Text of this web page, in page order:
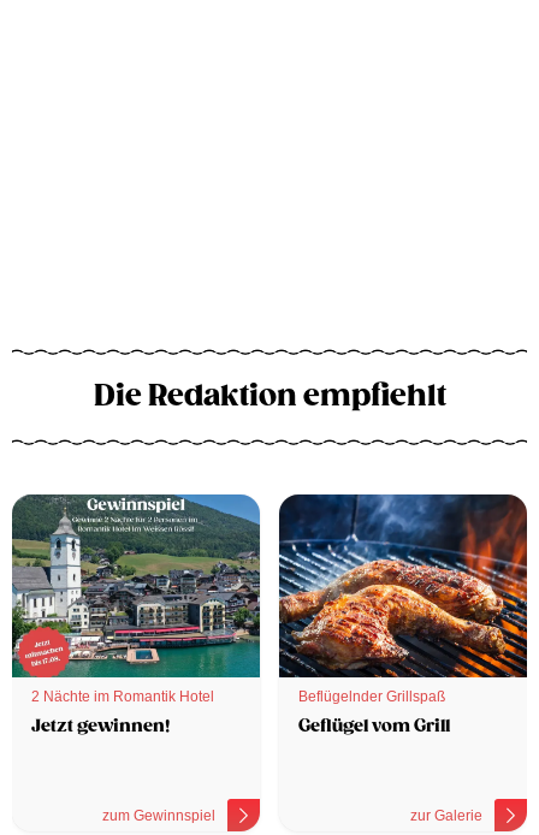
Die Redaktion empfiehlt
2 Nächte im Romantik Hotel
Jetzt gewinnen!
zum Gewinnspiel
Beflügelnder Grillspaß
Geflügel vom Grill
zur Galerie